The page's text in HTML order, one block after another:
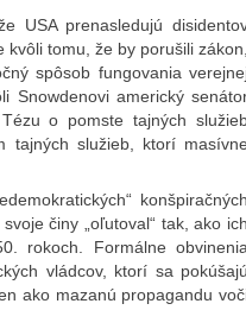
USA prenasledujú
tomu, že by porušili zákon,
spôsob fungovania
Snowdenovi americký
o pomste tajných
tajných služieb, ktorí masívne
konšpiračných
činy „oľutoval“ tak, ako ich
rokoch. Formálne obvinenia
vládcov, ktorí sa pokúšajú
ako mazanú propagandu